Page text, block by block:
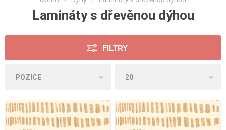
Lamináty s dřevěnou dýhou
FILTRY